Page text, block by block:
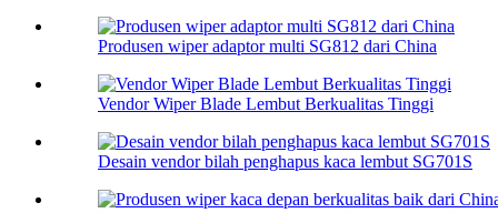
Produsen wiper adaptor multi SG812 dari China
Vendor Wiper Blade Lembut Berkualitas Tinggi
Desain vendor bilah penghapus kaca lembut SG701S